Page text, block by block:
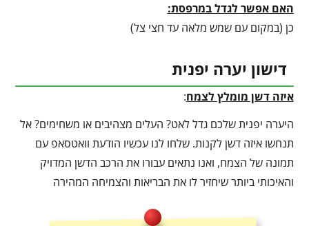
האם אפשר לגדל במרפסת:
כן (במקום עם שמש מלאה עד חצי צל)
דישון יערה יפנית
איזה דשן מומלץ לצמח:
היערה יפנית שלכם גדל לאט? העלים מצהיבים או משחימים? אל
תנחשו איזה דשן לקנות. שלחו לנו עכשיו הודעת וואטסאפ עם
תמונה של הצמח, ואנו נתאים עבורו את הרכב הדשן המדויק
והאיכותי ביותר שיחזיר לו את הבריאות והצמיחה המהירה